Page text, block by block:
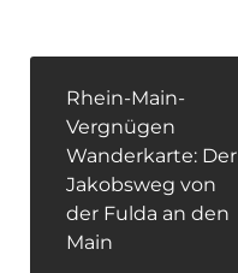
Rhein-Main-
Vergnügen
Wanderkarte: Der
Jakobsweg von
der Fulda an den
Main